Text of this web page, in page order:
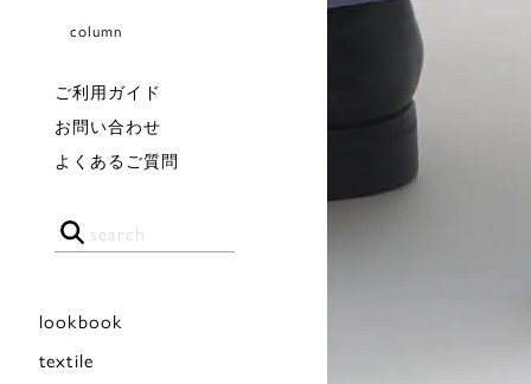
column
ご利用ガイド
お問い合わせ
よくあるご質問
lookbook
textile